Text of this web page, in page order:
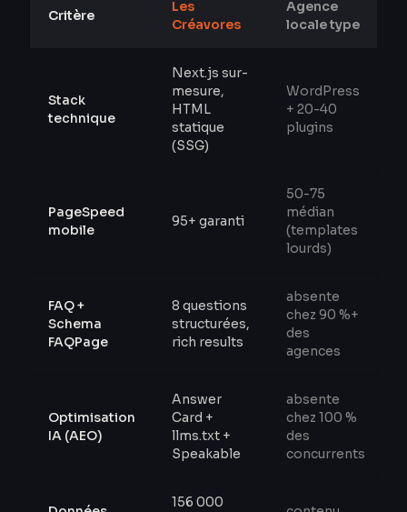
Critère
Les
Créavores
Agence
locale type
Stack
technique
Next.js sur-
mesure,
HTML
statique
(SSG)
WordPress
+ 20-40
plugins
PageSpeed
mobile
95+ garanti
50-75
médian
(templates
lourds)
FAQ +
Schema
FAQPage
8 questions
structurées,
rich results
absente
chez 90 %+
des
agences
Optimisation
IA (AEO)
Answer
Card +
llms.txt +
Speakable
absente
chez 100 %
des
concurrents
156 000